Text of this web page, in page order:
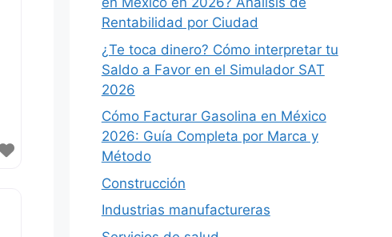
Rentabilidad por Ciudad
¿Te toca dinero? Cómo interpretar tu
Saldo a Favor en el Simulador SAT
2026
Cómo Facturar Gasolina en México
2026: Guía Completa por Marca y
Método
Construcción
Industrias manufactureras